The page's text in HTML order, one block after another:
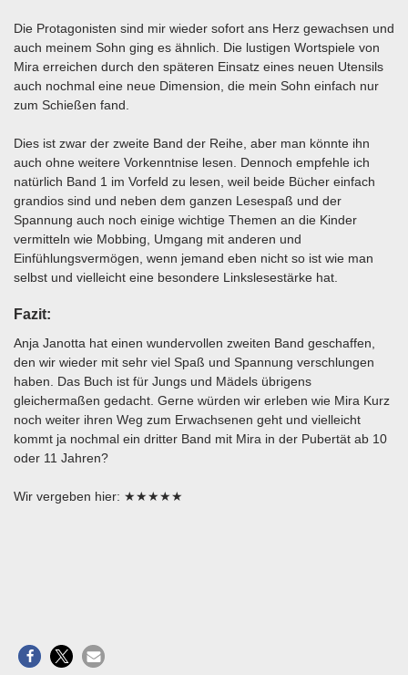
Die Protagonisten sind mir wieder sofort ans Herz gewachsen und
auch meinem Sohn ging es ähnlich. Die lustigen Wortspiele von
Mira erreichen durch den späteren Einsatz eines neuen Utensils
auch nochmal eine neue Dimension, die mein Sohn einfach nur
zum Schießen fand.
Dies ist zwar der zweite Band der Reihe, aber man könnte ihn
auch ohne weitere Vorkenntnise lesen. Dennoch empfehle ich
natürlich Band 1 im Vorfeld zu lesen, weil beide Bücher einfach
grandios sind und neben dem ganzen Lesespaß und der
Spannung auch noch einige wichtige Themen an die Kinder
vermitteln wie Mobbing, Umgang mit anderen und
Einfühlungsvermögen, wenn jemand eben nicht so ist wie man
selbst und vielleicht eine besondere Linkslesestärke hat.
Fazit:
Anja Janotta hat einen wundervollen zweiten Band geschaffen,
den wir wieder mit sehr viel Spaß und Spannung verschlungen
haben. Das Buch ist für Jungs und Mädels übrigens
gleichermaßen gedacht. Gerne würden wir erleben wie Mira Kurz
noch weiter ihren Weg zum Erwachsenen geht und vielleicht
kommt ja nochmal ein dritter Band mit Mira in der Pubertät ab 10
oder 11 Jahren?
Wir vergeben hier: ★★★★★